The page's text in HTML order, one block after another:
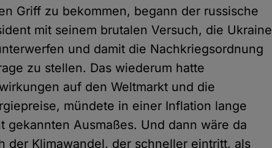
Griff zu bekommen, begann der russische
mit seinem brutalen Versuch, die Ukraine
und damit die Nachkriegsordnung
zu stellen. Das wiederum hatte
auf den Weltmarkt und die
mündete in einer Inflation lange
gekannten Ausmaßes. Und dann wäre da
der Klimawandel, der schneller eintritt, als